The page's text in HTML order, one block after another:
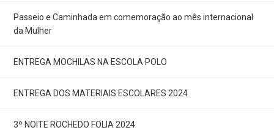
Passeio e Caminhada em comemoração ao mês internacional
da Mulher
ENTREGA MOCHILAS NA ESCOLA POLO
ENTREGA DOS MATERIAIS ESCOLARES 2024
3º NOITE ROCHEDO FOLIA 2024